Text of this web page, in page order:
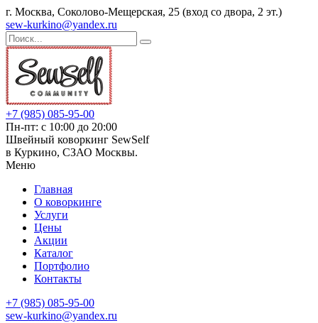
г. Москва, Соколово-Мещерская, 25 (вход со двора, 2 эт.)
sew-kurkino@yandex.ru
+7 (985) 085-95-00
Пн-пт: с 10:00 до 20:00
Швейный коворкинг SewSelf
в Куркино, СЗАО Москвы.
Меню
Главная
О коворкинге
Услуги
Цены
Акции
Каталог
Портфолио
Контакты
+7 (985) 085-95-00
sew-kurkino@yandex.ru